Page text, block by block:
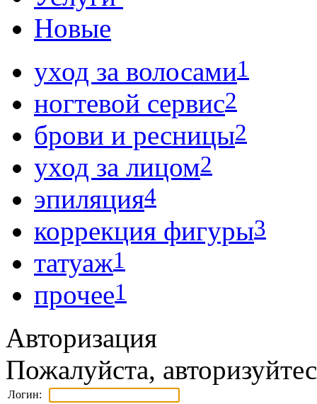
Новые
уход за волосами1
ногтевой сервис2
брови и ресницы2
уход за лицом2
эпиляция4
коррекция фигуры3
татуаж1
прочее1
Авторизация
Пожалуйста,
Логин: